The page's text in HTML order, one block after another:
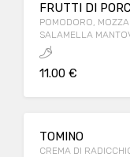
FRUTTI DI
POMODORO,
SALAMELLA
11.00 €
TOMINO
CREMA DI